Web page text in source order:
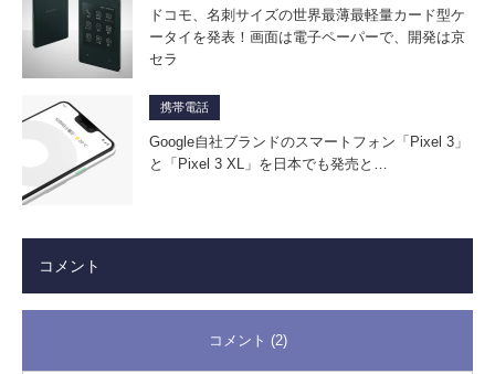
ドコモ、名刺サイズの世界最薄最軽量カード型ケ
ータイを発表！画面は電子ペーパーで、開発は京
セラ
携帯電話
Google自社ブランドのスマートフォン「Pixel 3」
と「Pixel 3 XL」を日本でも発売と…
コメント
コメント (2)